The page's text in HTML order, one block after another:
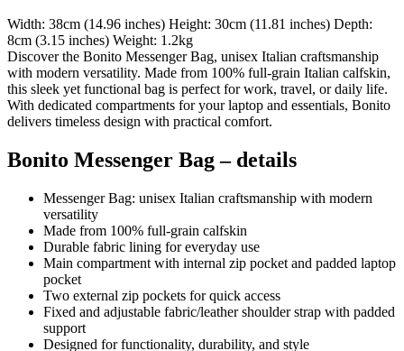
Width: 38cm (14.96 inches) Height: 30cm (11.81 inches) Depth:
8cm (3.15 inches) Weight: 1.2kg
Discover the Bonito Messenger Bag, unisex Italian craftsmanship
with modern versatility. Made from 100% full-grain Italian calfskin,
this sleek yet functional bag is perfect for work, travel, or daily life.
With dedicated compartments for your laptop and essentials, Bonito
delivers timeless design with practical comfort.
Bonito Messenger Bag – details
Messenger Bag: unisex Italian craftsmanship with modern
versatility
Made from 100% full-grain calfskin
Durable fabric lining for everyday use
Main compartment with internal zip pocket and padded laptop
pocket
Two external zip pockets for quick access
Fixed and adjustable fabric/leather shoulder strap with padded
support
Designed for functionality, durability, and style